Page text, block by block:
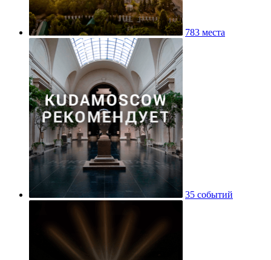
783 места
35 событий